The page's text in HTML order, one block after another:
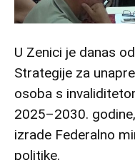
U Zenici je danas
Strategije za
osoba s
2025–2030.
izrade Federalno
politike.